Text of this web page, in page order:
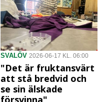
SVALÖV 2026-06-17 KL. 06:00
"Det är fruktansvärt
att stå bredvid och
se sin älskade
försvinna"